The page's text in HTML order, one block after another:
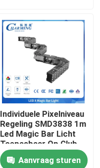
Individuele Pixelniveau
Regeling SMD3838 1m
Led Magic Bar Licht
Toepasbaar Op Club
Evenementen
Aanvraag sturen